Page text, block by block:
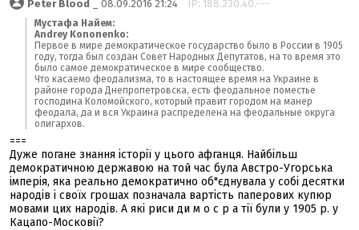
Peter Blood _ 08.09.2016 21:24 IP: 188.230.40.---
Мустафа Найем:
Andrey Kononenko:
Первое в мире демократическое государство было в России в 1905
году, тогда был создан Совет Народных Депутатов, на то время это
было самое демократическое в мире сообщество.
Что касаемо феодализма, то в настоящее время на Украине в
районе города Днепропетровска, есть феодальное поместье
господина Коломойского, который правит городом на манер
феодала, да и вся Украина распределена на феодальные округа
олигархов.
===
Дуже погане знання історії у цього афганця. Найбільш
демократичною державою на той час була Австро-Угорська
імперія, яка реально демократично об"єднувала у собі десятки
народів і своїх грошах позначала вартість паперових купюр
мовами цих народів. А які риси ди м о с р а тії були у 1905 р. у
Кацапо-Московії?